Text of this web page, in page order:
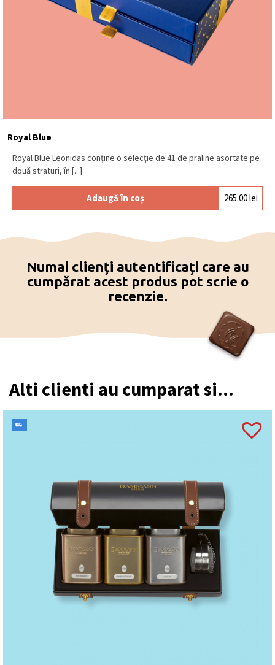
Royal Blue
Royal Blue Leonidas conține o selecție de 41 de praline asortate pe
două straturi, în [...]
Adaugă în coș 265.00lei
Numai clienți autentificați care au
cumpărat acest produs pot scrie o
recenzie.
Alti clienti au cumparat si...